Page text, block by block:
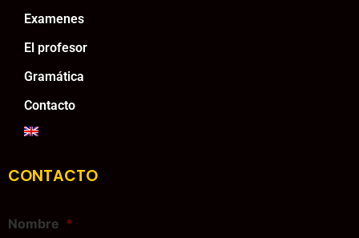
Examenes
El profesor
Gramática
Contacto
CONTACTO
Nombre *